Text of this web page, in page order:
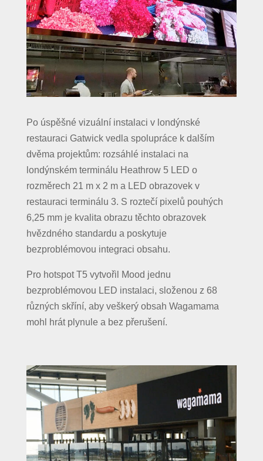
Po úspěšné vizuální instalaci v londýnské
restauraci Gatwick vedla spolupráce k dalším
dvěma projektům: rozsáhlé instalaci na
londýnském terminálu Heathrow 5 LED o
rozměrech 21 m x 2 m a LED obrazovek v
restauraci terminálu 3. S roztečí pixelů pouhých
6,25 mm je kvalita obrazu těchto obrazovek
hvězdného standardu a poskytuje
bezproblémovou integraci obsahu.
Pro hotspot T5 vytvořil Mood jednu
bezproblémovou LED instalaci, složenou z 68
různých skříní, aby veškerý obsah Wagamama
mohl hrát plynule a bez přerušení.